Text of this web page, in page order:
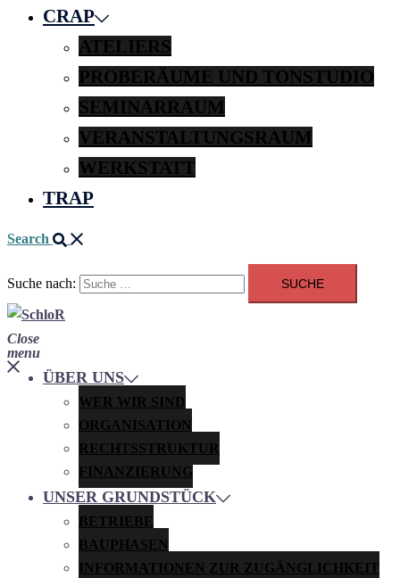
CRAP
ATELIERS
PROBERÄUME UND TONSTUDIO
SEMINARRAUM
VERANSTALTUNGSRAUM
WERKSTATT
TRAP
Search
Suche nach:
Close
menu
ÜBER UNS
WER WIR SIND
ORGANISATION
RECHTSSTRUKTUR
FINANZIERUNG
UNSER GRUNDSTÜCK
BETRIEBE
BAUPHASEN
INFORMATIONEN ZUR ZUGÄNGLICHKEIT